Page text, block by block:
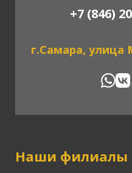
Наши филиалы
+7 (846)
г.Самара, улица